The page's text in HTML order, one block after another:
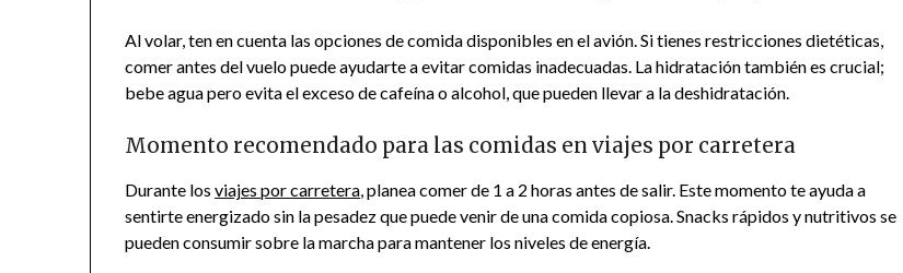
Al volar, ten en cuenta las opciones de comida disponibles en el avión. Si tienes restricciones dietéticas,
comer antes del vuelo puede ayudarte a evitar comidas inadecuadas. La hidratación también es crucial;
bebe agua pero evita el exceso de cafeína o alcohol, que pueden llevar a la deshidratación.
Momento recomendado para las comidas en viajes por carretera
Durante losviajes por carretera, planea comer de 1 a 2 horas antes de salir. Este momento te ayuda a
sentirte energizado sin la pesadez que puede venir de una comida copiosa. Snacks rápidos y nutritivos se
pueden consumir sobre la marcha para mantener los niveles de energía.